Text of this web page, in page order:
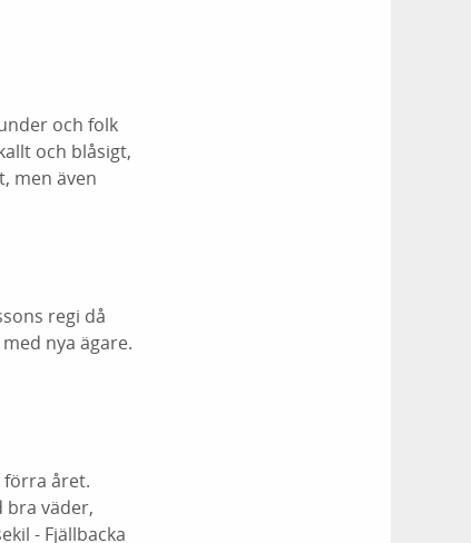
och folk
och blåsigt,
men även
regi då
nya ägare.
förra året.
bra väder,
- Fjällbacka